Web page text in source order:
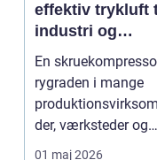
effektiv trykluft
industri og
værksted
En
rygraden i mange
der, værksteder og
autohuse. Den
01 maj 2026